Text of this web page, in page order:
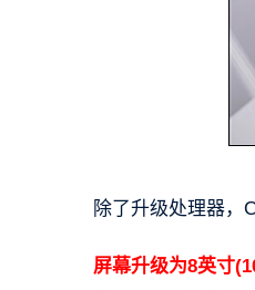
除了升级处理器，
屏幕升级为8英寸